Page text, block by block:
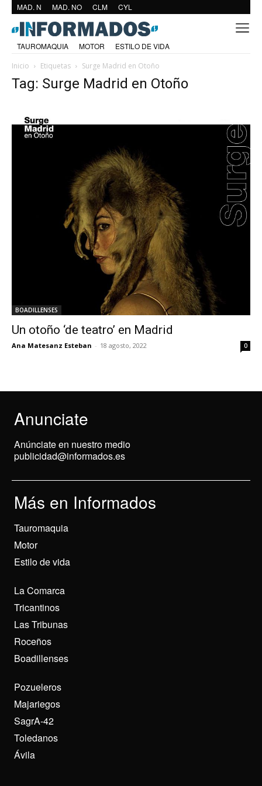
MAD. N MAD. NO CLM CYL
TAUROMAQUIA MOTOR
ESTILO DE VIDA
Inicio
Etiquetas Surge Madrid en Otoño
Tag: Surge Madrid en Otoño
BOADILLENSES
Un otoño ‘de teatro’ en Madrid
Ana Matesanz Esteban - 18 agosto, 2022 0
Anunciate
Anúnciate en nuestro medio
publicidad@informados.es
Más en Informados
Tauromaquia
Motor
Estilo de vida
La Comarca
Tricantinos
Las Tribunas
Roceños
Boadillenses
Pozueleros
Majariegos
SagrA-42
Toledanos
Ávila